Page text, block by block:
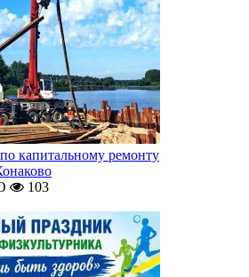
капитальному ремонту
103